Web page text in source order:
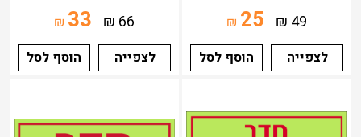
49
₪
25
₪
לצפייה
הוסף לסל
66
₪
33
₪
לצפייה
הוסף לסל